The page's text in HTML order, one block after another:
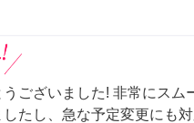
ございました! 非常にスム
たし、急な予定変更にも対